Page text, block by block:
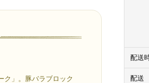
ク」。豚バラブロック
配送
配送